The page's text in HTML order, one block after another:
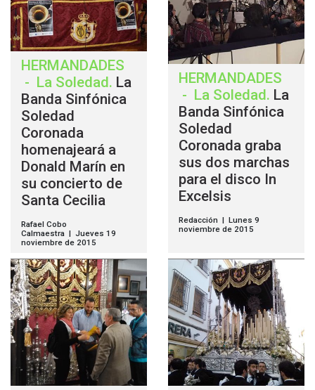
HERMANDADES
- La Soledad. La
Banda Sinfónica
Soledad
Coronada
homenajeará a
Donald Marín en
su concierto de
Santa Cecilia
Rafael Cobo
Calmaestra | Jueves 19
noviembre de 2015
HERMANDADES
- La Soledad. La
Banda Sinfónica
Soledad
Coronada graba
sus dos marchas
para el disco In
Excelsis
Redacción | Lunes 9
noviembre de 2015